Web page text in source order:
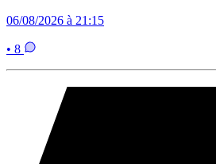
06/08/2026 à 21:15
• 8